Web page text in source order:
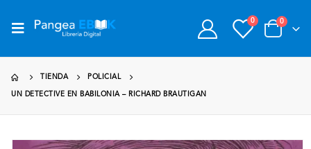
0 0
TIENDA POLICIAL
UN DETECTIVE EN BABILONIA – RICHARD BRAUTIGAN